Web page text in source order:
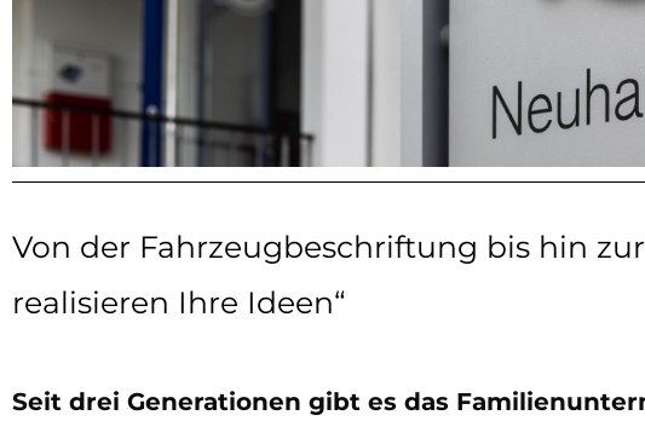
Von der Fahrzeugbeschriftung bis hin
realisieren Ihre Ideen“
Seit drei Generationen gibt es das